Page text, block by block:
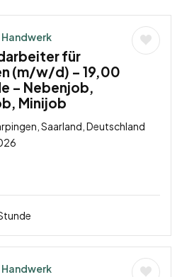
für
(m/w/d) – 19,00
– Nebenjob,
Minijob
Saarland, Deutschland